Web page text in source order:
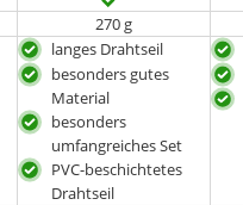
270 g
langes Drahtseil
besonders gutes
Material
besonders
umfangreiches Set
PVC-beschichtetes
Drahtseil